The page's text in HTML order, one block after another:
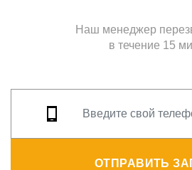
Наш менеджер
в течение 15
ОТПРАВИТЬ